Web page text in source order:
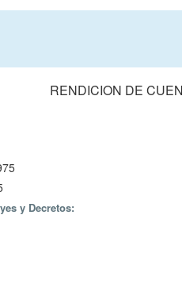
RENDICION DE
y Decretos: